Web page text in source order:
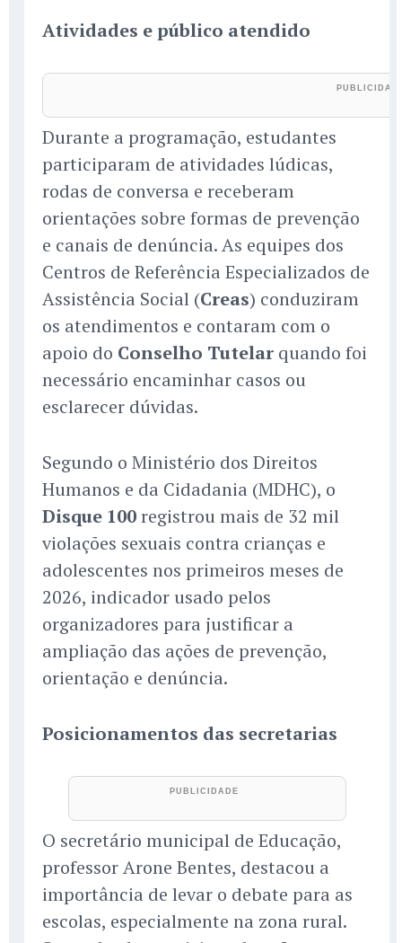
Atividades e público atendido
Durante a programação, estudantes
participaram de atividades lúdicas,
rodas de conversa e receberam
orientações sobre formas de prevenção
e canais de denúncia. As equipes dos
Centros de Referência Especializados de
Assistência Social (Creas) conduziram
os atendimentos e contaram com o
apoio do Conselho Tutelar quando foi
necessário encaminhar casos ou
esclarecer dúvidas.
Segundo o Ministério dos Direitos
Humanos e da Cidadania (MDHC), o
Disque 100registrou mais de 32 mil
violações sexuais contra crianças e
adolescentes nos primeiros meses de
2026, indicador usado pelos
organizadores para justificar a
ampliação das ações de prevenção,
orientação e denúncia.
Posicionamentos das secretarias
O secretário municipal de Educação,
professor Arone Bentes, destacou a
importância de levar o debate para as
escolas, especialmente na zona rural.